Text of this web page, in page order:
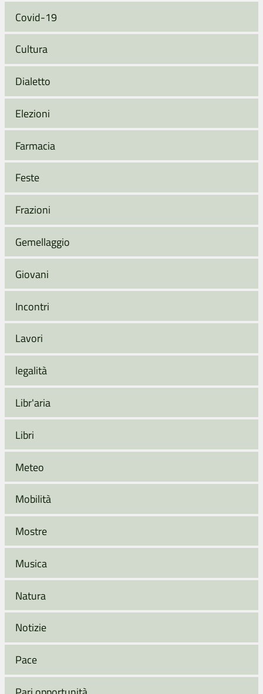
Covid-19
Cultura
Dialetto
Elezioni
Farmacia
Feste
Frazioni
Gemellaggio
Giovani
Incontri
Lavori
legalità
Libr'aria
Libri
Meteo
Mobilità
Mostre
Musica
Natura
Notizie
Pace